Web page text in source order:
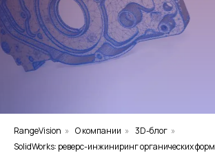
RangeVision » О компании » 3D-блог »
SolidWorks: реверс-инжиниринг органических форм